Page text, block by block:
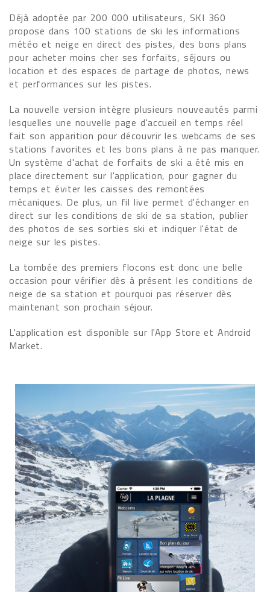
Déjà adoptée par 200 000 utilisateurs, SKI 360
propose dans 100 stations de ski les informations
météo et neige en direct des pistes, des bons plans
pour acheter moins cher ses forfaits, séjours ou
location et des espaces de partage de photos, news
et performances sur les pistes.
La nouvelle version intègre plusieurs nouveautés parmi
lesquelles une nouvelle page d'accueil en temps réel
fait son apparition pour découvrir les webcams de ses
stations favorites et les bons plans à ne pas manquer.
Un système d'achat de forfaits de ski a été mis en
place directement sur l'application, pour gagner du
temps et éviter les caisses des remontées
mécaniques. De plus, un fil live permet d'échanger en
direct sur les conditions de ski de sa station, publier
des photos de ses sorties ski et indiquer l'état de
neige sur les pistes.
La tombée des premiers flocons est donc une belle
occasion pour vérifier dès à présent les conditions de
neige de sa station et pourquoi pas réserver dès
maintenant son prochain séjour.
L'application est disponible sur l'App Store et Android
Market.